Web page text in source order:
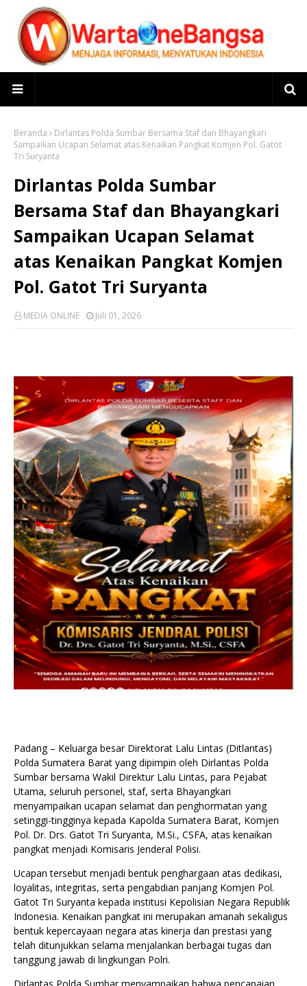
Beranda
Dirlantas Polda Sumbar Bersama Staf dan Bhayangkari
Sampaikan Ucapan Selamat atas Kenaikan Pangkat Komjen Pol. Gatot
Tri Suryanta
Dirlantas Polda Sumbar
Bersama Staf dan Bhayangkari
Sampaikan Ucapan Selamat
atas Kenaikan Pangkat Komjen
Pol. Gatot Tri Suryanta
MEDIA ONLINE Juli 01, 2026
Padang – Keluarga besar Direktorat Lalu Lintas (Ditlantas)
Polda Sumatera Barat yang dipimpin oleh Dirlantas Polda
Sumbar bersama Wakil Direktur Lalu Lintas, para Pejabat
Utama, seluruh personel, staf, serta Bhayangkari
menyampaikan ucapan selamat dan penghormatan yang
setinggi-tingginya kepada Kapolda Sumatera Barat, Komjen
Pol. Dr. Drs. Gatot Tri Suryanta, M.Si., CSFA, atas kenaikan
pangkat menjadi Komisaris Jenderal Polisi.
Ucapan tersebut menjadi bentuk penghargaan atas dedikasi,
loyalitas, integritas, serta pengabdian panjang Komjen Pol.
Gatot Tri Suryanta kepada institusi Kepolisian Negara Republik
Indonesia. Kenaikan pangkat ini merupakan amanah sekaligus
bentuk kepercayaan negara atas kinerja dan prestasi yang
telah ditunjukkan selama menjalankan berbagai tugas dan
tanggung jawab di lingkungan Polri.